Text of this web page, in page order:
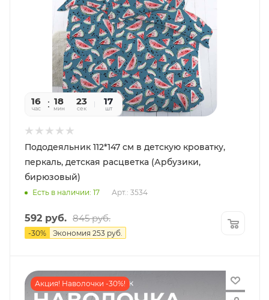
16
час
18
мин
22
сек
17
шт
Пододеяльник 112*147 см в детскую кроватку,
перкаль, детская расцветка (Арбузики,
бирюзовый)
Есть в наличии: 17 Арт.: 3534
592 руб. 845руб.
-30% Экономия 253 руб.
Акция! Наволочки -30%!